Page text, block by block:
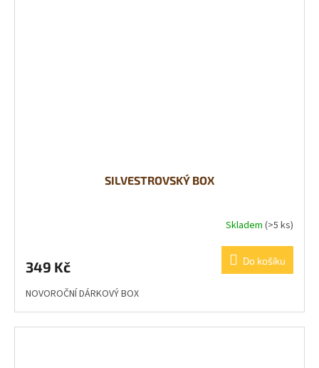
SILVESTROVSKÝ BOX
Skladem (>5 ks)
349 Kč Do košíku
NOVOROČNÍ DÁRKOVÝ BOX